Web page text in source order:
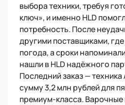
выбора техники, требуя
ключ», и именно HLD
потребность. После
другими поставщиками,
погода, а сроки
нашли в HLD надёжного
Последний заказ — техника
сумму 3,2 млн рублей для
премиум-класса.